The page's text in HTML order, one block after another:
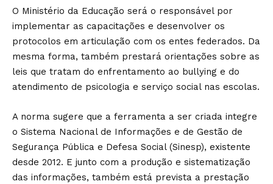
O Ministério da Educação será o responsável por
implementar as capacitações e desenvolver os
protocolos em articulação com os entes federados. Da
mesma forma, também prestará orientações sobre as
leis que tratam do enfrentamento ao bullying e do
atendimento de psicologia e serviço social nas escolas.
A norma sugere que a ferramenta a ser criada integre
o Sistema Nacional de Informações e de Gestão de
Segurança Pública e Defesa Social (Sinesp), existente
desde 2012. E junto com a produção e sistematização
das informações, também está prevista a prestação